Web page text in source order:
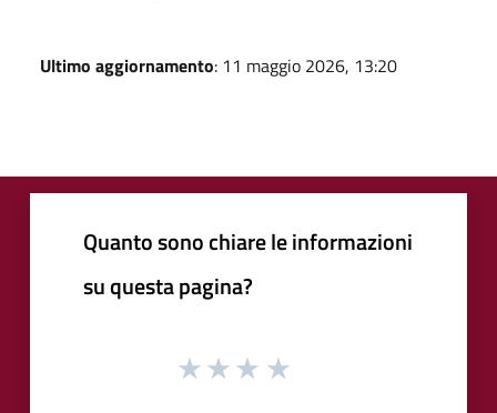
Ultimo aggiornamento: 11 maggio 2026, 13:20
Quanto sono chiare le informazioni
su questa pagina?